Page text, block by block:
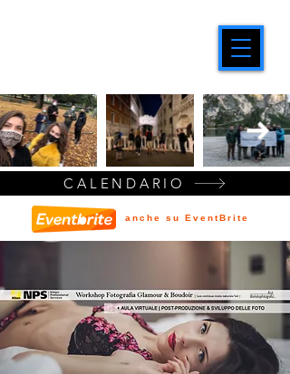
CALENDARIO
anche su EventBrite